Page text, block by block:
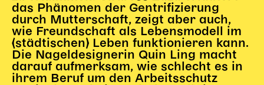
Team
Künstler*innen 2025/26
Bühnen + Studios
Leitlinien
Kulturpatenschaft
das Phänomen der Gentrifizierung
durch Mutterschaft, zeigt aber auch,
wie Freundschaft als Lebensmodell im
(städtischen) Leben funktionieren kann.
Die Nageldesignerin Quin Ling macht
darauf aufmerksam, wie schlecht es in
ihrem Beruf um den Arbeitsschutz